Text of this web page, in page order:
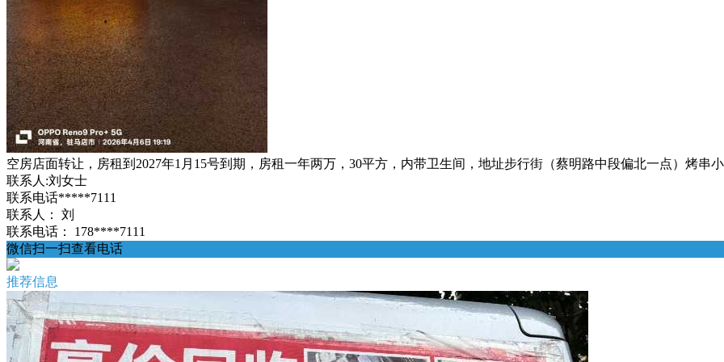
空房店面转让，房租到2027年1月15号到期，房租一年两万，30平方，内带卫生间，地址步行街（蔡明路中段偏北一点）烤串
联系人:刘女士
联系电话*****7111
联系人：
刘
联系电话：
178****7111
微信扫一扫查看电话
推荐信息